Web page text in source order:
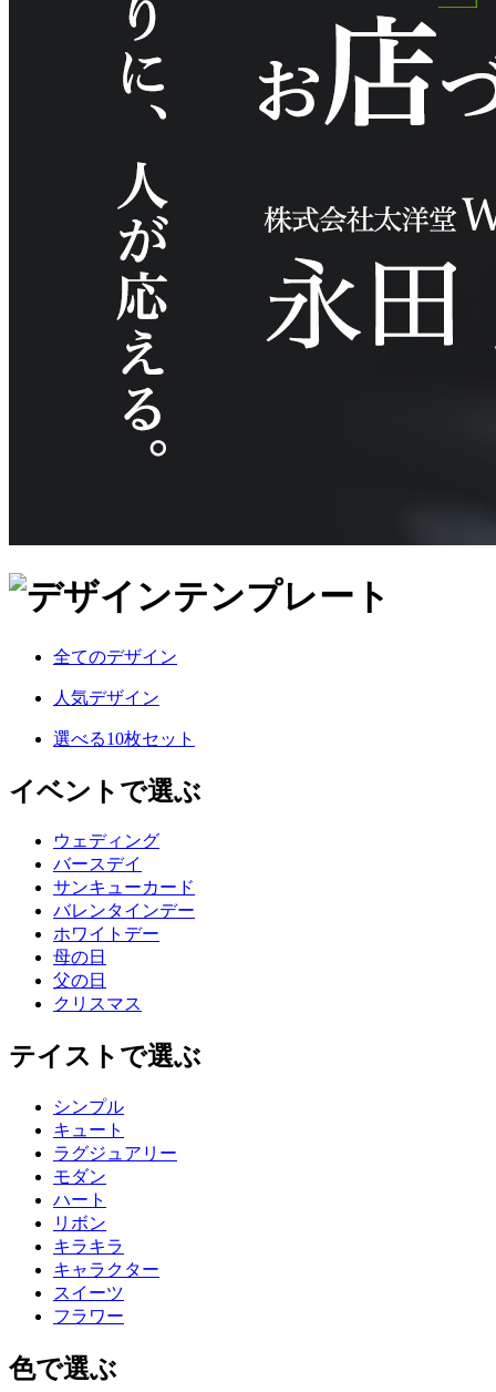
全てのデザイン
人気デザイン
選べる10枚セット
イベントで選ぶ
ウェディング
バースデイ
サンキューカード
バレンタインデー
ホワイトデー
母の日
父の日
クリスマス
テイストで選ぶ
シンプル
キュート
ラグジュアリー
モダン
ハート
リボン
キラキラ
キャラクター
スイーツ
フラワー
色で選ぶ